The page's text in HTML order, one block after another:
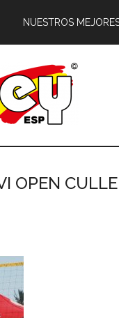
NUESTROS
OPEN